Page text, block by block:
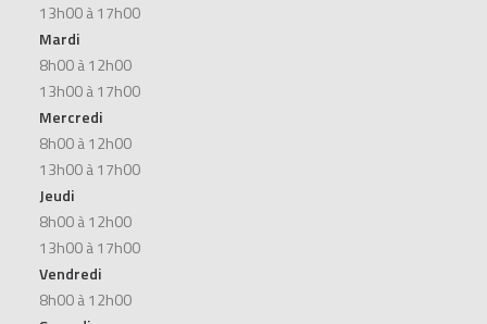
13h00 à 17h00
Mardi
8h00 à 12h00
13h00 à 17h00
Mercredi
8h00 à 12h00
13h00 à 17h00
Jeudi
8h00 à 12h00
13h00 à 17h00
Vendredi
8h00 à 12h00